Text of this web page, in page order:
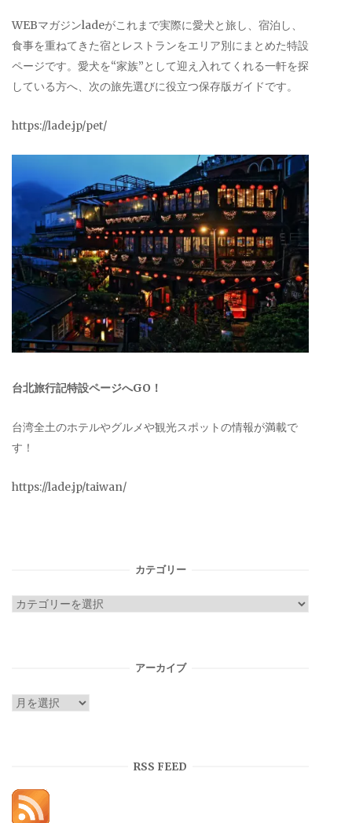
WEBマガジンladeがこれまで実際に愛犬と旅し、宿泊し、
食事を重ねてきた宿とレストランをエリア別にまとめた特設
ページです。愛犬を“家族”として迎え入れてくれる一軒を探
している方へ、次の旅先選びに役立つ保存版ガイドです。
https://lade.jp/pet/
台北旅行記特設ページへGO！
台湾全土のホテルやグルメや観光スポットの情報が満載で
す！
https://lade.jp/taiwan/
カテゴリー
カ
アーカイブ
ア
RSS FEED